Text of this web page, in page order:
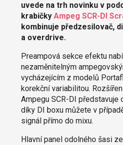
uvede na trh novinku v
krabičky Ampeg SCR-DI
kombinuje předzesilovač,
a overdrive.
Preampová sekce efektu
nezaměnitelným
vycházejícím z modelů
korekční variabilitou.
Ampegu SCR-DI představuje
díky DI boxu můžete v
signál přímo do mixu.
Hlavní panel odolného šasi